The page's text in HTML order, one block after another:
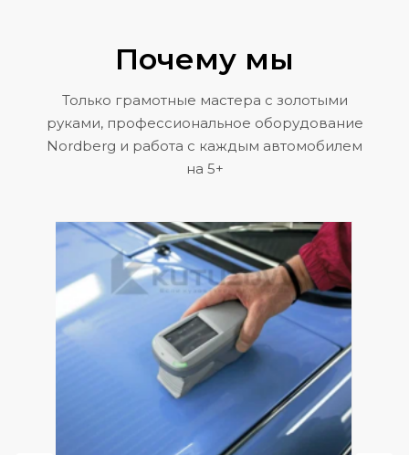
Почему мы
Только грамотные мастера с золотыми
руками, профессиональное оборудование
Nordberg и работа с каждым автомобилем
на 5+